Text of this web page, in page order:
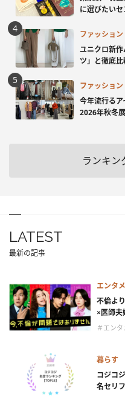
に選びたい
ファッション
ユニクロ新
ツ」と徹底
ファッション
今年流行る
2026年秋冬
ランキン
LATEST
最新の記事
エンタメ
不倫よ
×医師夫
＃エン
暮らす
コジコ
名セリ